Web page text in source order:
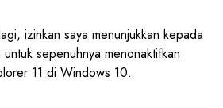
izinkan saya menunjukkan kepada
sepenuhnya menonaktifkan
11 di Windows 10.